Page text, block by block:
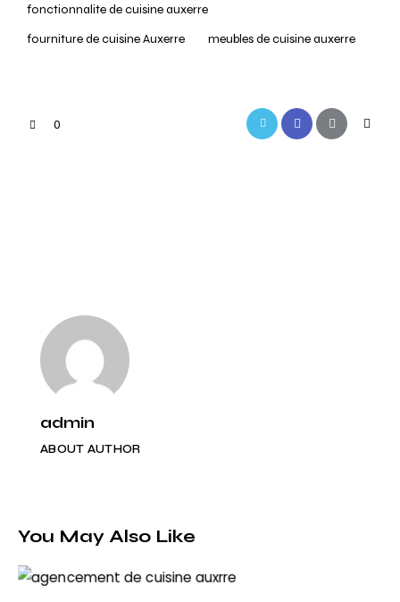
fonctionnalite de cuisine auxerre
fourniture de cuisine Auxerre
meubles de cuisine auxerre
0
admin
ABOUT AUTHOR
You May Also Like